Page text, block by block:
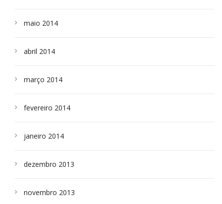
maio 2014
abril 2014
março 2014
fevereiro 2014
janeiro 2014
dezembro 2013
novembro 2013